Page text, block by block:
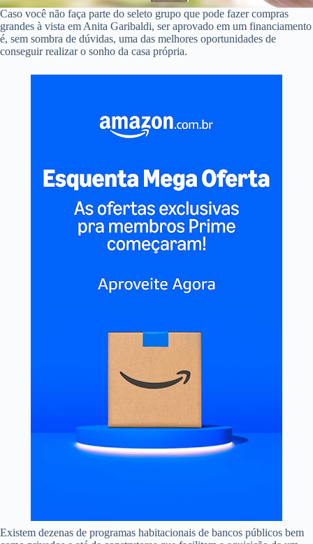
Caso você não faça parte do seleto grupo que pode fazer compras
grandes à vista em Anita Garibaldi, ser aprovado em um financiamento
é, sem sombra de dúvidas, uma das melhores oportunidades de
conseguir realizar o sonho da casa própria.
Existem dezenas de programas habitacionais de bancos públicos bem